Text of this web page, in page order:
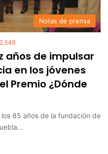
Notas de prensa
2,549
años de impulsar
en los jóvenes
Premio ¿Dónde
85 años de la fundación de